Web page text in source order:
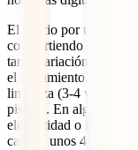
El precio por una
compartiendo oscila
tanta variación?
el alojamiento. De
limpieza (3-4 veces a
piscina. En algunos
electricidad o internet.
calcula unos 40€ al mes.